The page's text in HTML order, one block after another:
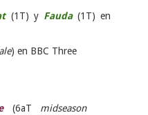
(1T) y Fauda(1T) en
) en BBC Three
(6aT midseason